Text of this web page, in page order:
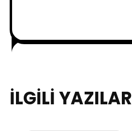
İLGILI YAZILAR